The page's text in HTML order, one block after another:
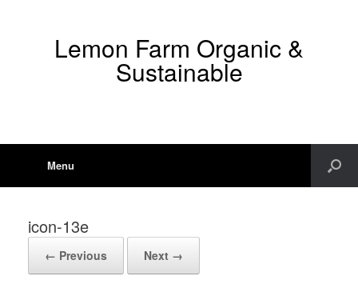
Lemon Farm Organic &
Sustainable
Menu
icon-13e
← Previous Next →